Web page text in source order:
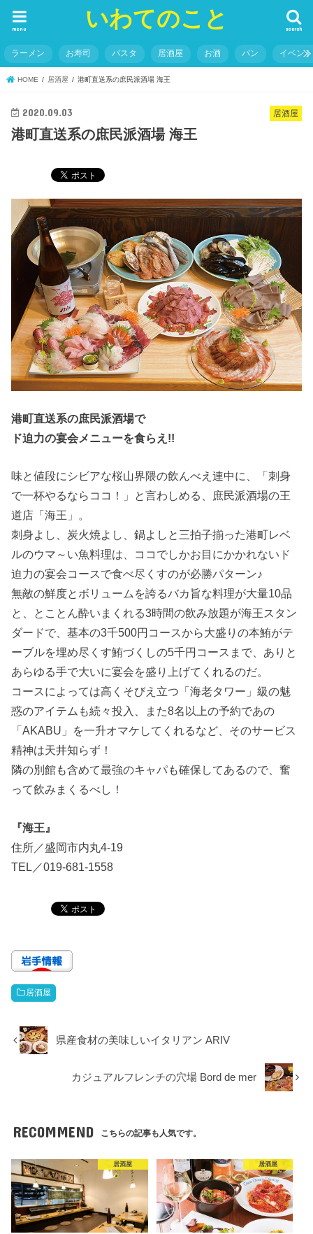
いわてのこと search
menu
ラーメン お寿司 パスタ 居酒屋 お酒 パン イベント
HOME 居酒屋 港町直送系の庶民派酒場 海王
居酒屋
2020.09.03
港町直送系の庶民派酒場 海王
港町直送系の庶民派酒場で
ド迫力の宴会メニューを食らえ!!
味と値段にシビアな桜山界隈の飲んべえ連中に、「刺身
で一杯やるならココ！」と言わしめる、庶民派酒場の王
道店「海王」。
刺身よし、炭火焼よし、鍋よしと三拍子揃った港町レベ
ルのウマ～い魚料理は、ココでしかお目にかかれないド
迫力の宴会コースで食べ尽くすのが必勝パターン♪
無敵の鮮度とボリュームを誇るバカ旨な料理が大量10品
と、とことん酔いまくれる3時間の飲み放題が海王スタン
ダードで、基本の3千500円コースから大盛りの本鮪がテ
ーブルを埋め尽くす鮪づくしの5千円コースまで、ありと
あらゆる手で大いに宴会を盛り上げてくれるのだ。
コースによっては高くそびえ立つ「海老タワー」級の魅
惑のアイテムも続々投入、また8名以上の予約であの
「AKABU」を一升オマケしてくれるなど、そのサービス
精神は天井知らず！
隣の別館も含めて最強のキャパも確保してあるので、奮
って飲みまくるべし！
『海王』
住所／盛岡市内丸4-19
TEL／019-681-1558
居酒屋
県産食材の美味しいイタリアン ARIV
カジュアルフレンチの穴場 Bord de mer
RECOMMEND こちらの記事も人気です。
居酒屋 居酒屋